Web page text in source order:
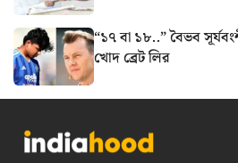
“১৭ বা ১৮..” বৈভব
খোদ ব্রেট লির